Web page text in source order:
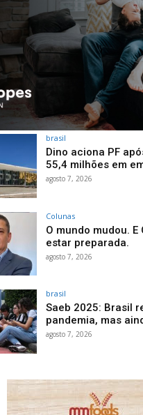
brasil
Dino aciona PF
55,4 milhões em
agosto 7, 2026
Colunas
O mundo mudou.
estar preparada.
agosto 7, 2026
brasil
Saeb 2025: Brasil
pandemia, mas
agosto 7, 2026